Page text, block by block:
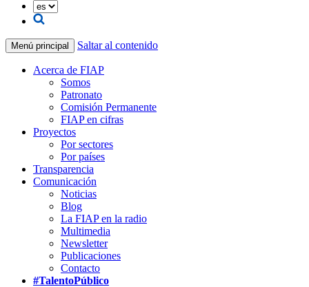
Menú principal Saltar al contenido
Acerca de FIAP
Somos
Patronato
Comisión Permanente
FIAP en cifras
Proyectos
Por sectores
Por países
Transparencia
Comunicación
Noticias
Blog
La FIAP en la radio
Multimedia
Newsletter
Publicaciones
Contacto
#TalentoPúblico